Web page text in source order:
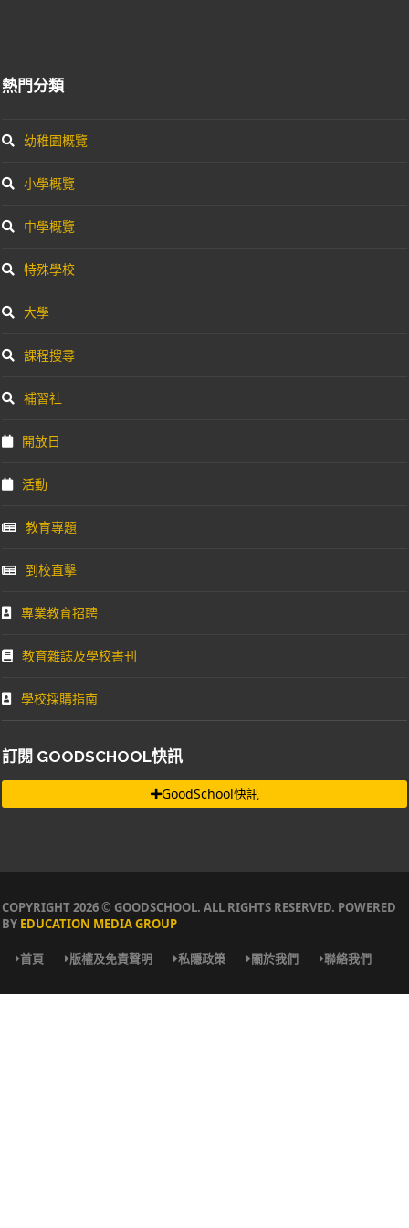
熱門分類
幼稚園概覽
小學概覽
中學概覽
特殊學校
大學
課程搜尋
補習社
開放日
活動
教育專題
到校直擊
專業教育招聘
教育雜誌及學校書刊
學校採購指南
訂閱 GOODSCHOOL快訊
GoodSchool快訊
COPYRIGHT 2026 © GOODSCHOOL. ALL RIGHTS RESERVED. POWERED
BY EDUCATION MEDIA GROUP
首頁 版權及免責聲明 私隱政策 關於我們 聯絡我們